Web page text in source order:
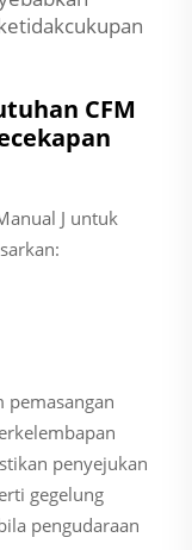
CFM
J untuk
pemasangan
penyejukan
gegelung
pengudaraan